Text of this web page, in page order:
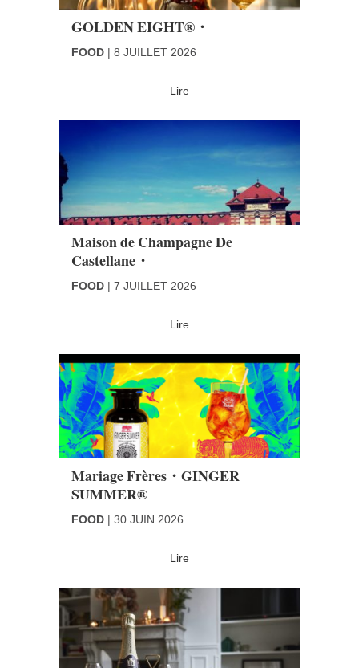
GOLDEN EIGHT®・
FOOD 8 JUILLET 2026
Lire
Maison de Champagne De
Castellane・
FOOD 7 JUILLET 2026
Lire
Mariage Frères・GINGER
SUMMER®
FOOD 30 JUIN 2026
Lire